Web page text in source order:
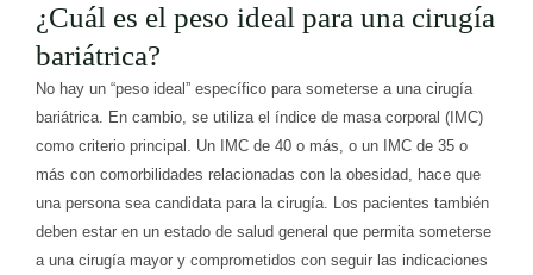
¿Cuál es el peso ideal para una cirugía
bariátrica?
No hay un “peso ideal” específico para someterse a una cirugía
bariátrica. En cambio, se utiliza el índice de masa corporal (IMC)
como criterio principal. Un IMC de 40 o más, o un IMC de 35 o
más con comorbilidades relacionadas con la obesidad, hace que
una persona sea candidata para la cirugía. Los pacientes también
deben estar en un estado de salud general que permita someterse
a una cirugía mayor y comprometidos con seguir las indicaciones